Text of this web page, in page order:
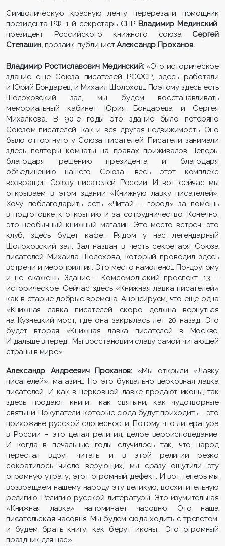
Символическую красную ленту перерезали помощник
президента РФ, 1-й секретарь СПР Владимир Мединский,
президент Российского книжного союза Сергей
Степашин, прозаик, публицистАлександр Проханов.
Владимир Ростиславович Мединский: «Это историческое
здание еще Союза писателей РСФСР, здесь работали
и Юрий Бондарев, и Михаил Шолохов… Поэтому здесь есть
Шолоховский зал, мы будем восстанавливать
мемориальный кабинет Юрия Бондарева и Сергея
Михалкова. В 90-е годы это здание было потеряно
Союзом писателей, как и вся другая недвижимость. Оно
было отторгнуто у Союза писателей. Писатели занимали
здесь полторы комнаты на правах приживалов. Теперь,
благодаря решению президента и благодаря
объединению нашего Союза, весь этот комплекс
возвращен Союзу писателей России. И вот сейчас мы
открываем в этом здании «Книжную лавку писателей».
Хочу поблагодарить сеть «Читай – город» за помощь
в подготовке к открытию и за сотрудничество. Конечно,
это необычный книжный магазин. Это место встреч, это
клуб, здесь будет кафе… Рядом у нас легендарный
Шолоховский зал. Зал назван в честь секретаря Союза
писателей Михаила Шолохова, который проводил здесь
встречи и мероприятия. Это место намолено… По-другому
и не скажешь. Здание - Комсомольский проспект, 13 –
историческое. Сейчас здесь «Книжная лавка писателей»
как в старые добрые времена. Анонсируем, что еще одна
«Книжная лавка писателей скоро должна вернуться
на Кузнецкий мост, где она закрылась лет 20 назад. Это
будет вторая «Книжная лавка писателей в Москве.
И дальше вперед… Мы восстановим славу самой читающей
страны в мире».
Александр Андреевич Проханов: «Мы открыли «Лавку
писателей», магазин… Но это буквально церковная лавка
писателей. И как в церковной лавке продают иконы, так
здесь продают книги… как святыни, как чудотворные
святыни. Покупатели, которые сюда будут приходить – это
прихожане русской словесности. Потому что литература
в России – это целая религия, целое вероисповедание.
И когда в печальные годы случилось так, что народ
перестал вдруг читать, и в этой религии резко
сократилось число верующих, мы сразу ощутили эту
огромную утрату, этот огромный дефект. И вот теперь мы
возвращаем нашему народу эту великую, восхитительную
религию. Религию русской литературы. Это изумительная
«Книжная лавка» напоминает часовню. Это наша
писательская часовня. Мы будем сюда ходить с трепетом,
и будем брать книгу, как берут иконы… Это огромный
праздник для нас».